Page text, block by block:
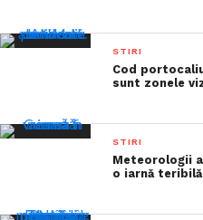
STIRI
Cod
sunt zonele
STIRI
Meteorologii
o iarnă teribilă